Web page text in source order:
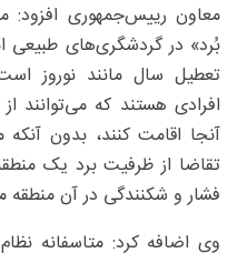
معاون رییس‌جمهوری
بُرد» در گردشگری‌های طبیعی
تعطیل سال مانند نوروز
افرادی هستند که می‌توانند
آنجا اقامت کنند، بدون
تقاضا از ظرفیت برد یک
فشار و شکنندگی در آن
وی اضافه کرد: متاسفانه